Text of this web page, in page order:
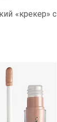
«крекер» с